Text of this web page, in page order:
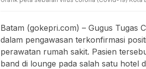
Batam (gokepri.com) – Gugus Tugas
dalam pengawasan terkonfirmasi
perawatan rumah sakit. Pasien
band di lounge pada salah satu hotel